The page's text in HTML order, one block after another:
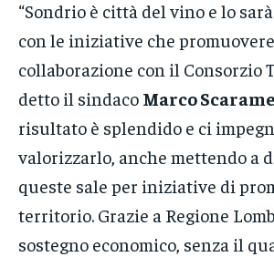
“Sondrio è città del vino e lo
con le iniziative che
collaborazione con il Consorzio
detto il sindaco Marco
risultato è splendido e ci
valorizzarlo, anche mettendo a
queste sale per iniziative di
territorio. Grazie a Regione
sostegno economico, senza il